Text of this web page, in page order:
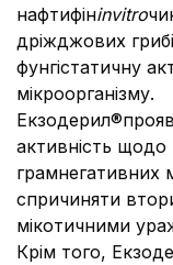
нафтифінinvitro
дріжджових
фунгістатичну
мікроорганізму.
активність щодо
грамнегативних
спричиняти
мікотичними
Крім того,